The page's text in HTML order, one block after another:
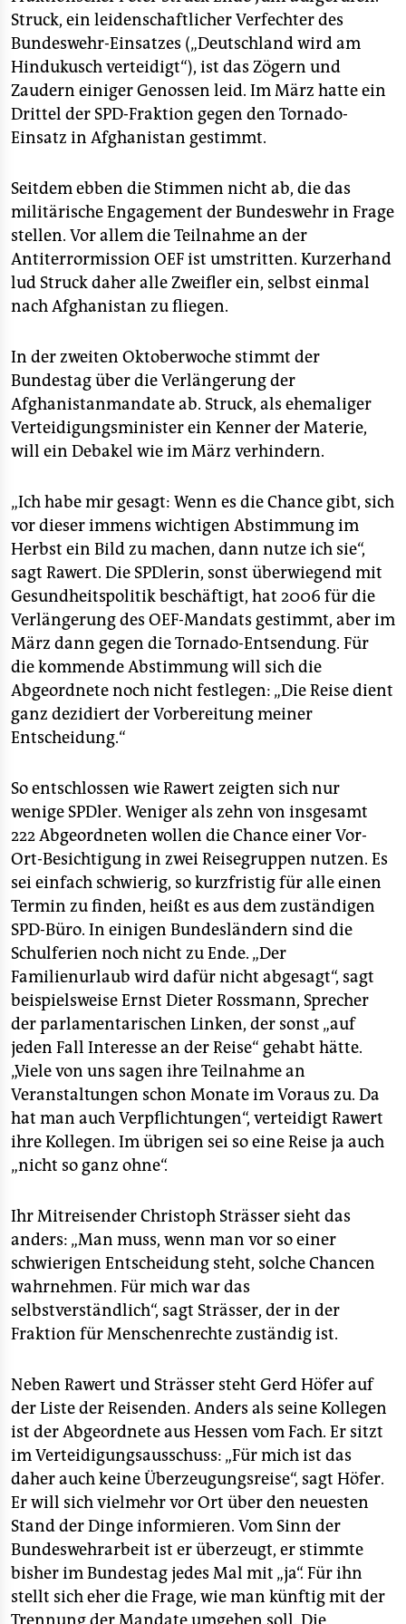
epaper login
Struck, ein leidenschaftlicher Verfechter des
Bundeswehr-Einsatzes („Deutschland wird am
Hindukusch verteidigt“), ist das Zögern und
Zaudern einiger Genossen leid. Im März hatte ein
Drittel der SPD-Fraktion gegen den Tornado-
Einsatz in Afghanistan gestimmt.
Seitdem ebben die Stimmen nicht ab, die das
militärische Engagement der Bundeswehr in Frage
stellen. Vor allem die Teilnahme an der
Antiterrormission OEF ist umstritten. Kurzerhand
lud Struck daher alle Zweifler ein, selbst einmal
nach Afghanistan zu fliegen.
In der zweiten Oktoberwoche stimmt der
Bundestag über die Verlängerung der
Afghanistanmandate ab. Struck, als ehemaliger
Verteidigungsminister ein Kenner der Materie,
will ein Debakel wie im März verhindern.
„Ich habe mir gesagt: Wenn es die Chance gibt, sich
vor dieser immens wichtigen Abstimmung im
Herbst ein Bild zu machen, dann nutze ich sie“,
sagt Rawert. Die SPDlerin, sonst überwiegend mit
Gesundheitspolitik beschäftigt, hat 2006 für die
Verlängerung des OEF-Mandats gestimmt, aber im
März dann gegen die Tornado-Entsendung. Für
die kommende Abstimmung will sich die
Abgeordnete noch nicht festlegen: „Die Reise dient
ganz dezidiert der Vorbereitung meiner
Entscheidung.“
So entschlossen wie Rawert zeigten sich nur
wenige SPDler. Weniger als zehn von insgesamt
222 Abgeordneten wollen die Chance einer Vor-
Ort-Besichtigung in zwei Reisegruppen nutzen. Es
sei einfach schwierig, so kurzfristig für alle einen
Termin zu finden, heißt es aus dem zuständigen
SPD-Büro. In einigen Bundesländern sind die
Schulferien noch nicht zu Ende. „Der
Familienurlaub wird dafür nicht abgesagt“, sagt
beispielsweise Ernst Dieter Rossmann, Sprecher
der parlamentarischen Linken, der sonst „auf
jeden Fall Interesse an der Reise“ gehabt hätte.
„Viele von uns sagen ihre Teilnahme an
Veranstaltungen schon Monate im Voraus zu. Da
hat man auch Verpflichtungen“, verteidigt Rawert
ihre Kollegen. Im übrigen sei so eine Reise ja auch
„nicht so ganz ohne“.
Ihr Mitreisender Christoph Strässer sieht das
anders: „Man muss, wenn man vor so einer
schwierigen Entscheidung steht, solche Chancen
wahrnehmen. Für mich war das
selbstverständlich“, sagt Strässer, der in der
Fraktion für Menschenrechte zuständig ist.
Neben Rawert und Strässer steht Gerd Höfer auf
der Liste der Reisenden. Anders als seine Kollegen
ist der Abgeordnete aus Hessen vom Fach. Er sitzt
im Verteidigungsausschuss: „Für mich ist das
daher auch keine Überzeugungsreise“, sagt Höfer.
Er will sich vielmehr vor Ort über den neuesten
Stand der Dinge informieren. Vom Sinn der
Bundeswehrarbeit ist er überzeugt, er stimmte
bisher im Bundestag jedes Mal mit „ja“. Für ihn
stellt sich eher die Frage, wie man künftig mit der